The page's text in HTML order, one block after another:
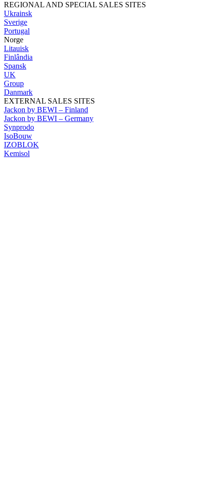
REGIONAL AND SPECIAL SALES SITES
Ukrainsk
Sverige
Portugal
Norge
Litauisk
Finlândia
Spansk
UK
Group
Danmark
EXTERNAL SALES SITES
Jackon by BEWI – Finland
Jackon by BEWI – Germany
Synprodo
IsoBouw
IZOBLOK
Kemisol